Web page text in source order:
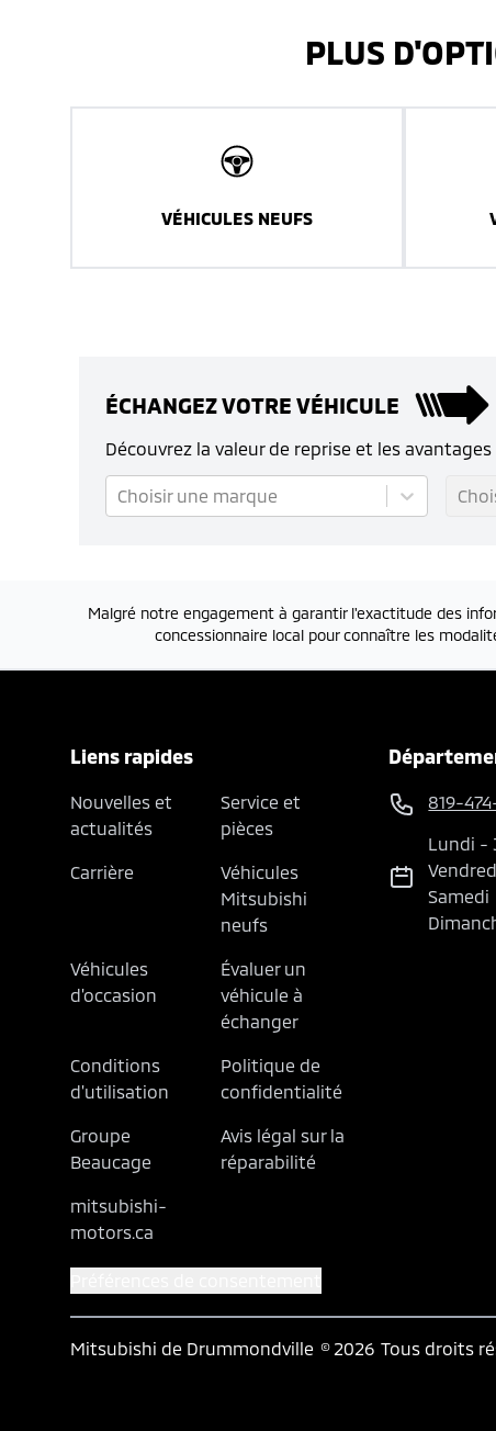
PLUS
VÉHICULES NEUFS
ÉCHANGEZ VOTRE VÉHICULE
Découvrez la valeur de reprise et les
Choisir une marque
Malgré notre engagement à garantir l'exactitude des
concessionnaire local pour connaître les
Liens rapides
Nouvelles et
actualités
Service et
pièces
Carrière
Véhicules
Mitsubishi
neufs
Véhicules
d'occasion
Évaluer un
véhicule à
échanger
Conditions
d'utilisation
Politique de
confidentialité
Groupe
Beaucage
Avis légal sur la
réparabilité
mitsubishi-
motors.ca
819-
Lundi -
Samedi
Mitsubishi de Drummondville © 2026 Tous droits